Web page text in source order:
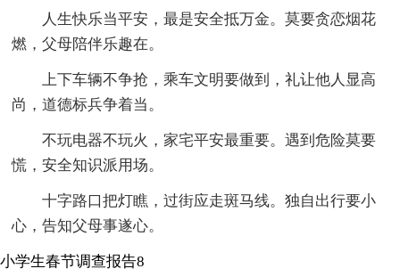
人生快乐当平安，最是安全抵万金。莫要贪恋烟花
燃，父母陪伴乐趣在。
上下车辆不争抢，乘车文明要做到，礼让他人显高
尚，道德标兵争着当。
不玩电器不玩火，家宅平安最重要。遇到危险莫要
慌，安全知识派用场。
十字路口把灯瞧，过街应走斑马线。独自出行要小
心，告知父母事遂心。
小学生春节调查报告8